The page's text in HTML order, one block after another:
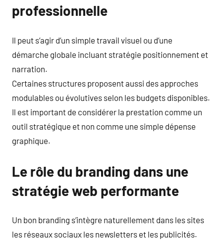
professionnelle
Il peut s’agir d’un simple travail visuel ou d’une
démarche globale incluant stratégie positionnement et
narration.
Certaines structures proposent aussi des approches
modulables ou évolutives selon les budgets disponibles.
Il est important de considérer la prestation comme un
outil stratégique et non comme une simple dépense
graphique.
Le rôle du branding dans une
stratégie web performante
Un bon branding s’intègre naturellement dans les sites
les réseaux sociaux les newsletters et les publicités.